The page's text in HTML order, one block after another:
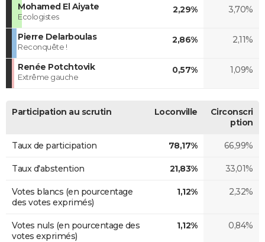
Mohamed El Aiyate
Ecologistes
2,29% 3,70%
Pierre Delarboulas
Reconquête !
2,86% 2,11%
Renée Potchtovik
Extrême gauche
0,57% 1,09%
Participation au scrutin Loconville
Circonscri
ption
Taux de participation 78,17% 66,99%
Taux d'abstention 21,83% 33,01%
Votes blancs (en pourcentage
des votes exprimés)
1,12% 2,32%
Votes nuls (en pourcentage des
votes exprimés)
1,12% 0,84%